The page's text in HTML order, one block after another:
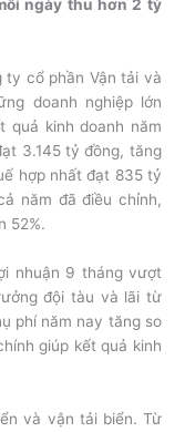
ngày thu hơn 2 tỷ
ty cổ phần Vận tải và
doanh nghiệp lớn
quả kinh doanh năm
3.145 tỷ đồng, tăng
hợp nhất đạt 835 tỷ
năm đã điều chỉnh,
52%.
nhuận 9 tháng vượt
đội tàu và lãi từ
phí năm nay tăng so
giúp kết quả kinh
và vận tải biển. Từ